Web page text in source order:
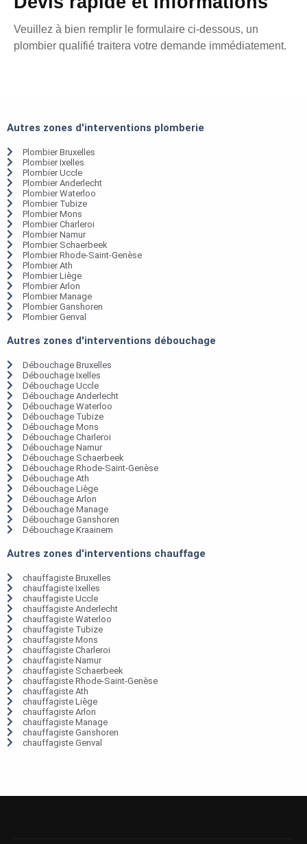
Veuillez à bien remplir le formulaire ci-dessous, un
plombier qualifié traitera votre demande immédiatement.
Autres zones d'interventions plomberie
Plombier Bruxelles
Plombier Ixelles
Plombier Uccle
Plombier Anderlecht
Plombier Waterloo
Plombier Tubize
Plombier Mons
Plombier Charleroi
Plombier Namur
Plombier Schaerbeek
Plombier Rhode-Saint-Genèse
Plombier Ath
Plombier Liège
Plombier Arlon
Plombier Manage
Plombier Ganshoren
Plombier Genval
Autres zones d'interventions débouchage
Débouchage Bruxelles
Débouchage Ixelles
Débouchage Uccle
Débouchage Anderlecht
Débouchage Waterloo
Débouchage Tubize
Débouchage Mons
Débouchage Charleroi
Débouchage Namur
Débouchage Schaerbeek
Débouchage Rhode-Saint-Genèse
Débouchage Ath
Débouchage Liège
Débouchage Arlon
Débouchage Manage
Débouchage Ganshoren
Débouchage Kraainem
Autres zones d'interventions chauffage
chauffagiste Bruxelles
chauffagiste Ixelles
chauffagiste Uccle
chauffagiste Anderlecht
chauffagiste Waterloo
chauffagiste Tubize
chauffagiste Mons
chauffagiste Charleroi
chauffagiste Namur
chauffagiste Schaerbeek
chauffagiste Rhode-Saint-Genèse
chauffagiste Ath
chauffagiste Liège
chauffagiste Arlon
chauffagiste Manage
chauffagiste Ganshoren
chauffagiste Genval